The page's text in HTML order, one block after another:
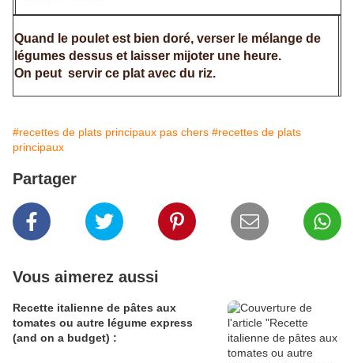
Quand le poulet est bien doré, verser le mélange de
légumes dessus et laisser mijoter une heure.
On peut servir ce plat avec du riz.
#recettes de plats principaux pas chers #recettes de plats
principaux
Partager
Vous aimerez aussi
Recette italienne de pâtes aux
tomates ou autre légume express
(and on a budget) :